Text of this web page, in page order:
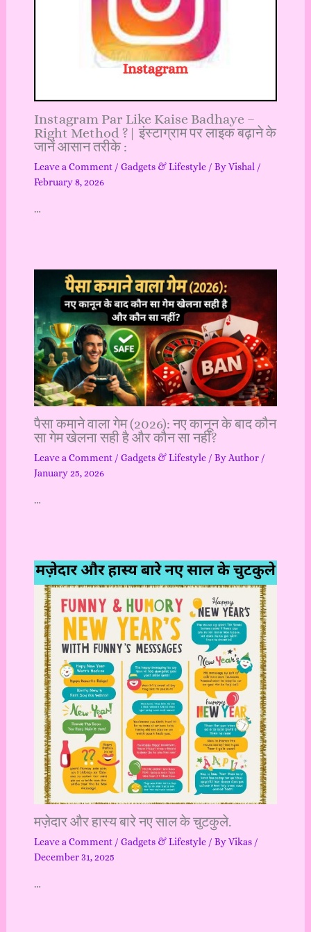
Instagram Par Like Kaise Badhaye –
Right Method ?| इंस्टाग्राम पर लाइक बढ़ाने के
जानें आसान तरीके :
Leave a Comment / Gadgets & Lifestyle/ ByVishal /
February 8, 2026
…
पैसा कमाने वाला गेम (2026): नए कानून के बाद कौन
सा गेम खेलना सही है और कौन सा नहीं?
Leave a Comment / Gadgets & Lifestyle/ ByAuthor /
January 25, 2026
…
मज़ेदार और हास्य बारे नए साल के चुटकुले.
Leave a Comment / Gadgets & Lifestyle/ ByVikas /
December 31, 2025
…